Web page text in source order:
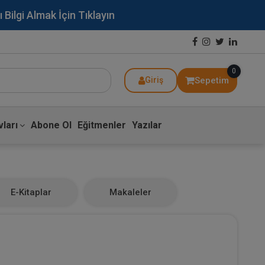
Almak İçin Tıklayın
Giriş Sepetim
0
Abone Ol Eğitmenler Yazılar
E-Kitaplar Makaleler